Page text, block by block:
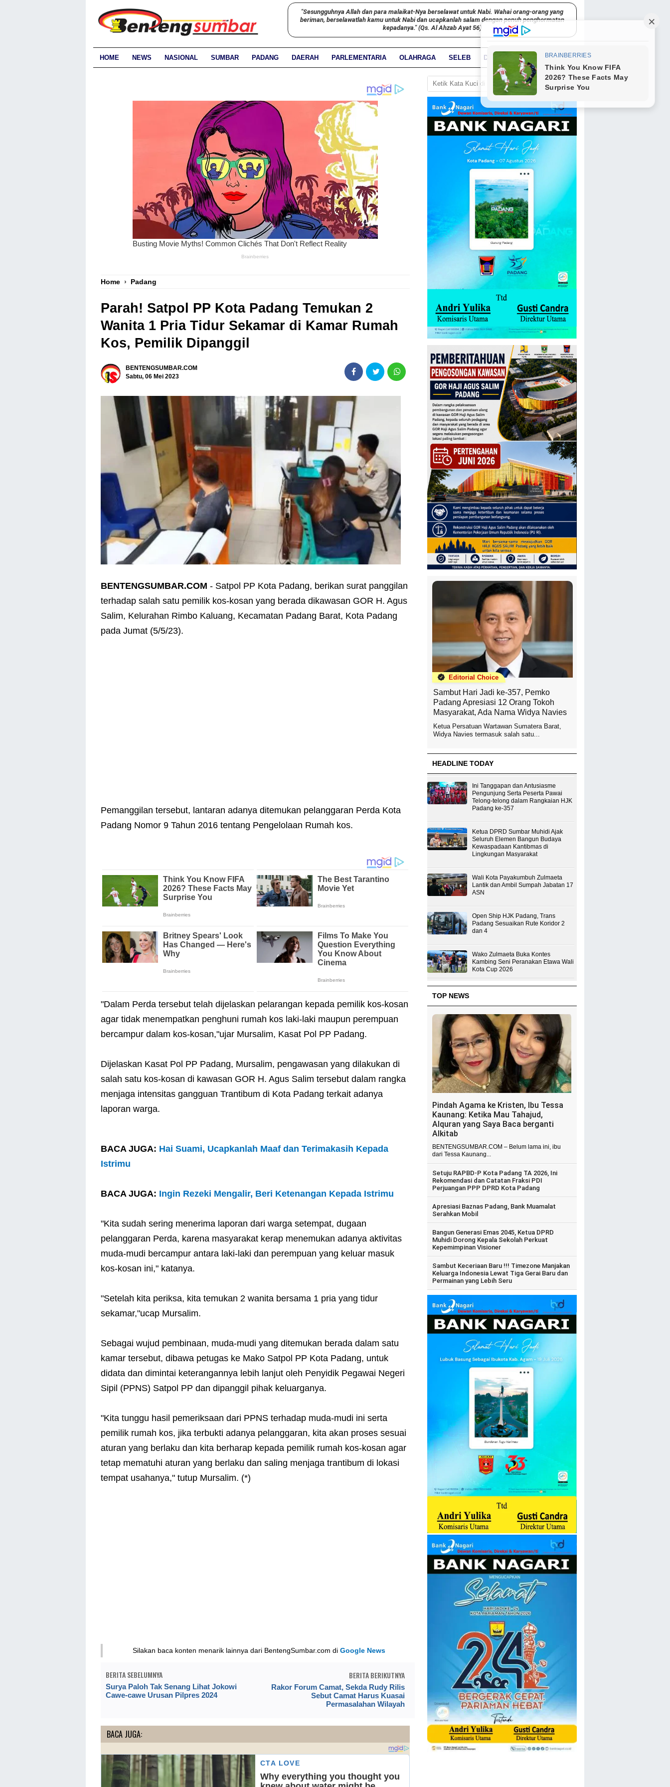
"Sesungguhnya Allah dan para malaikat-Nya berselawat untuk Nabi. Wahai orang-orang yang
beriman, berselawatlah kamu untuk Nabi dan ucapkanlah salam dengan penuh penghormatan
kepadanya." (Qs. Al Ahzab Ayat 56)
HOME NEWS NASIONAL SUMBAR PADANG DAERAH PARLEMENTARIA OLAHRAGA SELEB DUNIA PARIWARA
Home › Padang
Parah! Satpol PP Kota Padang Temukan 2
Wanita 1 Pria Tidur Sekamar di Kamar Rumah
Kos, Pemilik Dipanggil
BENTENGSUMBAR.COM
Sabtu, 06 Mei 2023
BENTENGSUMBAR.COM - Satpol PP Kota Padang, berikan surat panggilan
terhadap salah satu pemilik kos-kosan yang berada dikawasan GOR H. Agus
Salim, Kelurahan Rimbo Kaluang, Kecamatan Padang Barat, Kota Padang
pada Jumat (5/5/23).
Pemanggilan tersebut, lantaran adanya ditemukan pelanggaran Perda Kota
Padang Nomor 9 Tahun 2016 tentang Pengelolaan Rumah kos.
"Dalam Perda tersebut telah dijelaskan pelarangan kepada pemilik kos-kosan
agar tidak menempatkan penghuni rumah kos laki-laki maupun perempuan
bercampur dalam kos-kosan,"ujar Mursalim, Kasat Pol PP Padang.
Dijelaskan Kasat Pol PP Padang, Mursalim, pengawasan yang dilakukan di
salah satu kos-kosan di kawasan GOR H. Agus Salim tersebut dalam rangka
menjaga intensitas gangguan Trantibum di Kota Padang terkait adanya
laporan warga.
BACA JUGA: Hai Suami, Ucapkanlah Maaf dan Terimakasih Kepada
Istrimu
BACA JUGA: Ingin Rezeki Mengalir, Beri Ketenangan Kepada Istrimu
"Kita sudah sering menerima laporan dari warga setempat, dugaan
pelanggaran Perda, karena masyarakat kerap menemukan adanya aktivitas
muda-mudi bercampur antara laki-laki dan perempuan yang keluar masuk
kos-kosan ini," katanya.
"Setelah kita periksa, kita temukan 2 wanita bersama 1 pria yang tidur
sekamar,"ucap Mursalim.
Sebagai wujud pembinaan, muda-mudi yang ditemukan berada dalam satu
kamar tersebut, dibawa petugas ke Mako Satpol PP Kota Padang, untuk
didata dan dimintai keterangannya lebih lanjut oleh Penyidik Pegawai Negeri
Sipil (PPNS) Satpol PP dan dipanggil pihak keluarganya.
"Kita tunggu hasil pemeriksaan dari PPNS terhadap muda-mudi ini serta
pemilik rumah kos, jika terbukti adanya pelanggaran, kita akan proses sesuai
aturan yang berlaku dan kita berharap kepada pemilik rumah kos-kosan agar
tetap mematuhi aturan yang berlaku dan saling menjaga trantibum di lokasi
tempat usahanya," tutup Mursalim. (*)
Silakan baca konten menarik lainnya dari BentengSumbar.com diGoogle News
BERITA SEBELUMNYA
Surya Paloh Tak Senang Lihat Jokowi
Cawe-cawe Urusan Pilpres 2024
BERITA BERIKUTNYA
Rakor Forum Camat, Sekda Rudy Rilis
Sebut Camat Harus Kuasai
Permasalahan Wilayah
BACA JUGA:
GO
Editorial Choice
Sambut Hari Jadi ke-357, Pemko
Padang Apresiasi 12 Orang Tokoh
Masyarakat, Ada Nama Widya Navies
Ketua Persatuan Wartawan Sumatera Barat,
Widya Navies termasuk salah satu...
HEADLINE TODAY
Ini Tanggapan dan Antusiasme
Pengunjung Serta Peserta Pawai
Telong-telong dalam Rangkaian HJK
Padang ke-357
Ketua DPRD Sumbar Muhidi Ajak
Seluruh Elemen Bangun Budaya
Kewaspadaan Kantibmas di
Lingkungan Masyarakat
Wali Kota Payakumbuh Zulmaeta
Lantik dan Ambil Sumpah Jabatan 17
ASN
Open Ship HJK Padang, Trans
Padang Sesuaikan Rute Koridor 2
dan 4
Wako Zulmaeta Buka Kontes
Kambing Seni Peranakan Etawa Wali
Kota Cup 2026
TOP NEWS
Pindah Agama ke Kristen, Ibu Tessa
Kaunang: Ketika Mau Tahajud,
Alquran yang Saya Baca berganti
Alkitab
BENTENGSUMBAR.COM – Belum lama ini, ibu
dari Tessa Kaunang...
Setuju RAPBD-P Kota Padang TA 2026, Ini
Rekomendasi dan Catatan Fraksi PDI
Perjuangan PPP DPRD Kota Padang
Apresiasi Baznas Padang, Bank Muamalat
Serahkan Mobil
Bangun Generasi Emas 2045, Ketua DPRD
Muhidi Dorong Kepala Sekolah Perkuat
Kepemimpinan Visioner
Sambut Keceriaan Baru !!! Timezone Manjakan
Keluarga Indonesia Lewat Tiga Gerai Baru dan
Permainan yang Lebih Seru